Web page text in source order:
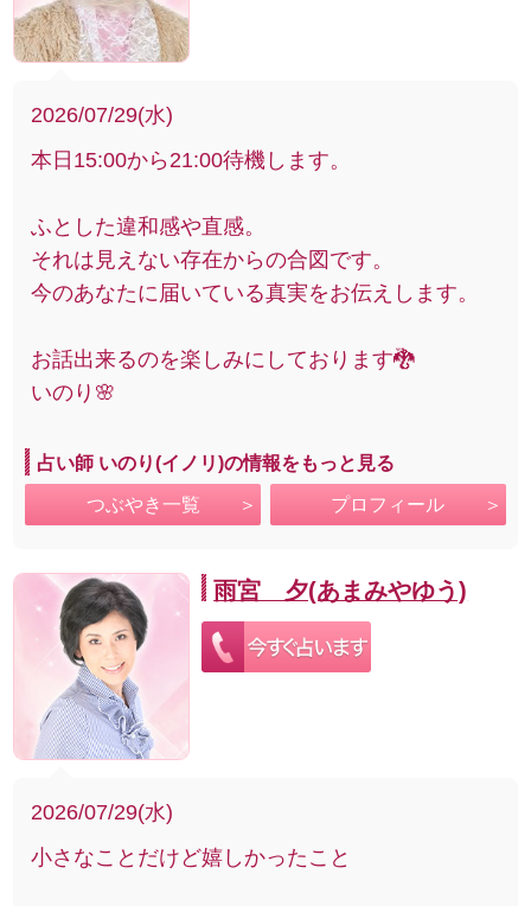
2026/07/29(水)
本日15:00から21:00待機します。
ふとした違和感や直感。
それは見えない存在からの合図です。
今のあなたに届いている真実をお伝えします。
お話出来るのを楽しみにしております🐉
いのり🌸
占い師 いのり(イノリ)の情報をもっと見る
つぶやき一覧 プロフィール
雨宮 夕(あまみやゆう)
2026/07/29(水)
小さなことだけど嬉しかったこと